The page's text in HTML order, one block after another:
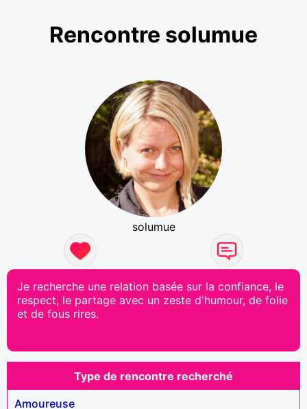
Rencontre solumue
solumue
Je recherche une relation basée sur la confiance, le
respect, le partage avec un zeste d'humour, de folie
et de fous rires.
Type de rencontre recherché
Amoureuse